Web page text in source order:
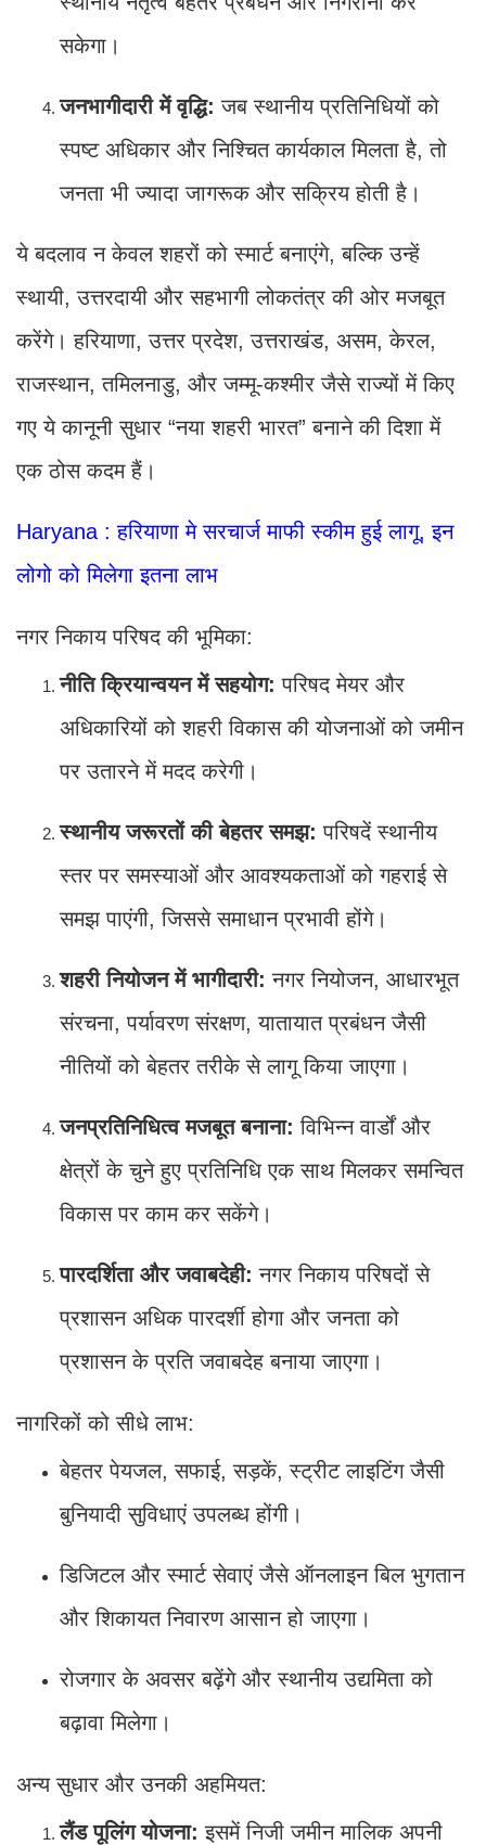
सकेगा।
जनभागीदारी में वृद्धि: जब स्थानीय प्रतिनिधियों को
स्पष्ट अधिकार और निश्चित कार्यकाल मिलता है, तो
जनता भी ज्यादा जागरूक और सक्रिय होती है।
ये बदलाव न केवल शहरों को स्मार्ट बनाएंगे, बल्कि उन्हें
स्थायी, उत्तरदायी और सहभागी लोकतंत्र की ओर मजबूत
करेंगे। हरियाणा, उत्तर प्रदेश, उत्तराखंड, असम, केरल,
राजस्थान, तमिलनाडु, और जम्मू-कश्मीर जैसे राज्यों में किए
गए ये कानूनी सुधार “नया शहरी भारत” बनाने की दिशा में
एक ठोस कदम हैं।
Haryana : हरियाणा मे सरचार्ज माफी स्कीम हुई लागू, इन
लोगो को मिलेगा इतना लाभ
नगर निकाय परिषद की भूमिका:
नीति क्रियान्वयन में सहयोग: परिषद मेयर और
अधिकारियों को शहरी विकास की योजनाओं को जमीन
पर उतारने में मदद करेगी।
स्थानीय जरूरतों की बेहतर समझ: परिषदें स्थानीय
स्तर पर समस्याओं और आवश्यकताओं को गहराई से
समझ पाएंगी, जिससे समाधान प्रभावी होंगे।
शहरी नियोजन में भागीदारी: नगर नियोजन, आधारभूत
संरचना, पर्यावरण संरक्षण, यातायात प्रबंधन जैसी
नीतियों को बेहतर तरीके से लागू किया जाएगा।
जनप्रतिनिधित्व मजबूत बनाना: विभिन्न वार्डों और
क्षेत्रों के चुने हुए प्रतिनिधि एक साथ मिलकर समन्वित
विकास पर काम कर सकेंगे।
पारदर्शिता और जवाबदेही: नगर निकाय परिषदों से
प्रशासन अधिक पारदर्शी होगा और जनता को
प्रशासन के प्रति जवाबदेह बनाया जाएगा।
नागरिकों को सीधे लाभ:
बेहतर पेयजल, सफाई, सड़कें, स्ट्रीट लाइटिंग जैसी
बुनियादी सुविधाएं उपलब्ध होंगी।
डिजिटल और स्मार्ट सेवाएं जैसे ऑनलाइन बिल भुगतान
और शिकायत निवारण आसान हो जाएगा।
रोजगार के अवसर बढ़ेंगे और स्थानीय उद्यमिता को
बढ़ावा मिलेगा।
अन्य सुधार और उनकी अहमियत:
लैंड पूलिंग योजना: इसमें निजी जमीन मालिक अपनी